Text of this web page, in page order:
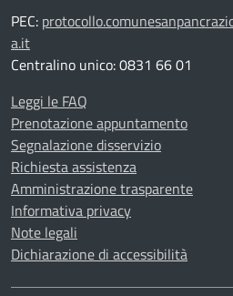
PEC:
a.it
Centralino unico: 0831 66 01
Leggi le FAQ
Prenotazione appuntamento
Segnalazione disservizio
Richiesta assistenza
Amministrazione trasparente
Informativa privacy
Note legali
Dichiarazione di accessibilità